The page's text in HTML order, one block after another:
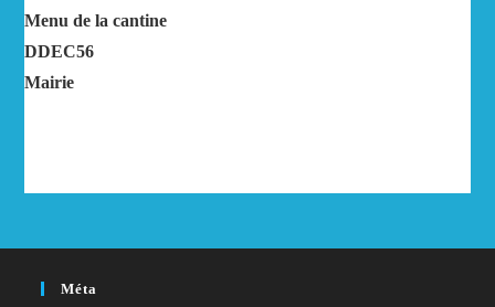
Menu de la cantine
DDEC56
Mairie
Méta